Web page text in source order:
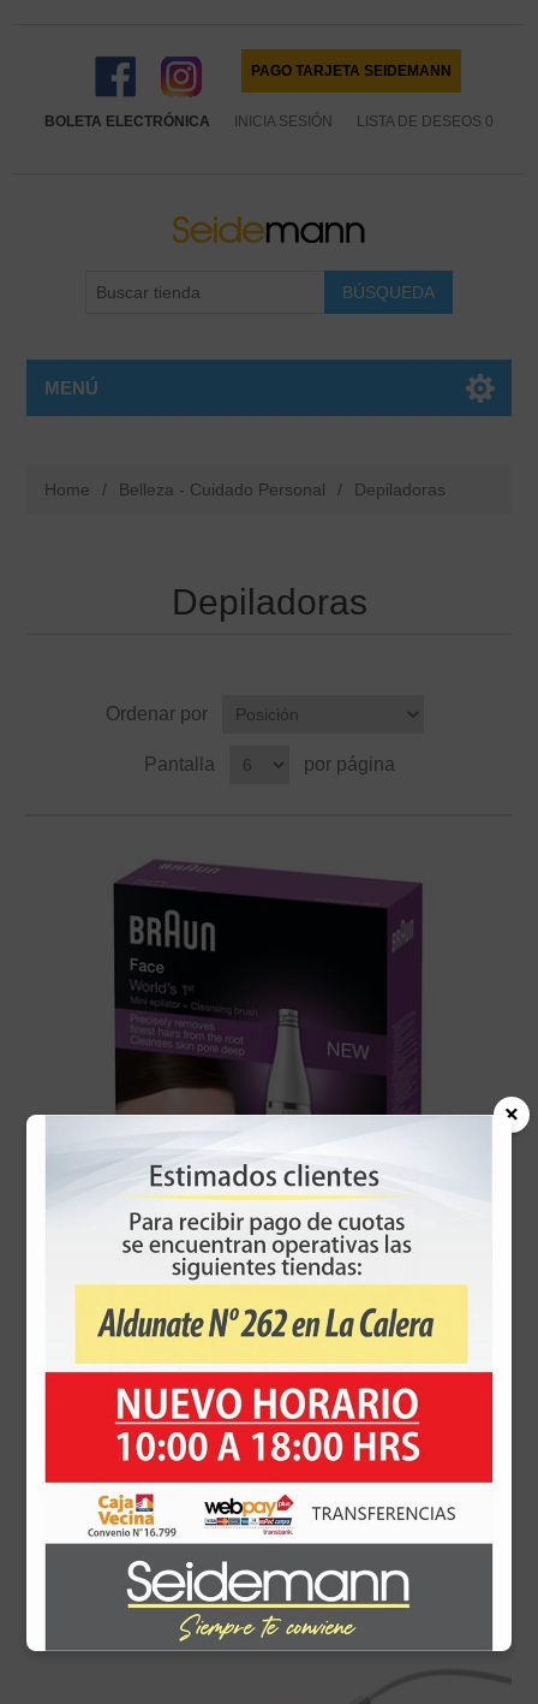
PAGO TARJETA SEIDEMANN
BOLETA ELECTRÓNICA INICIA SESIÓN LISTA DE DESEOS 0
MENÚ
Home / Belleza - Cuidado Personal / Depiladoras
Depiladoras
Ordenar por
Pantalla por página
Braun Face 810
×